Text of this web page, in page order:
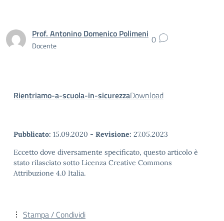
Prof. Antonino Domenico Polimeni
Docente 0
Rientriamo-a-scuola-in-sicurezzaDownload
Pubblicato: 15.09.2020 - Revisione: 27.05.2023
Eccetto dove diversamente specificato, questo articolo è
stato rilasciato sotto Licenza Creative Commons
Attribuzione 4.0 Italia.
Stampa / Condividi